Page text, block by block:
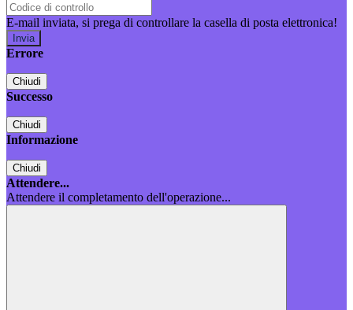
E-mail inviata, si prega di controllare la casella di posta elettronica!
Errore
Chiudi
Successo
Chiudi
Informazione
Chiudi
Attendere...
Attendere il completamento dell'operazione...